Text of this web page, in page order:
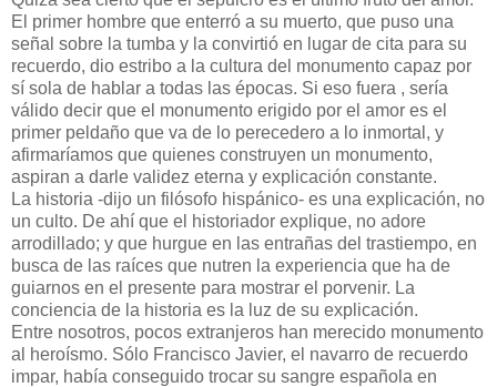
El primer hombre que enterró a su muerto, que puso una
señal sobre la tumba y la convirtió en lugar de cita para su
recuerdo, dio estribo a la cultura del monumento capaz por
sí sola de hablar a todas las épocas. Si eso fuera , sería
válido decir que el monumento erigido por el amor es el
primer peldaño que va de lo perecedero a lo inmortal, y
afirmaríamos que quienes construyen un monumento,
aspiran a darle validez eterna y explicación constante.
La historia -dijo un filósofo hispánico- es una explicación, no
un culto. De ahí que el historiador explique, no adore
arrodillado; y que hurgue en las entrañas del trastiempo, en
busca de las raíces que nutren la experiencia que ha de
guiarnos en el presente para mostrar el porvenir. La
conciencia de la historia es la luz de su explicación.
Entre nosotros, pocos extranjeros han merecido monumento
al heroísmo. Sólo Francisco Javier, el navarro de recuerdo
impar, había conseguido trocar su sangre española en